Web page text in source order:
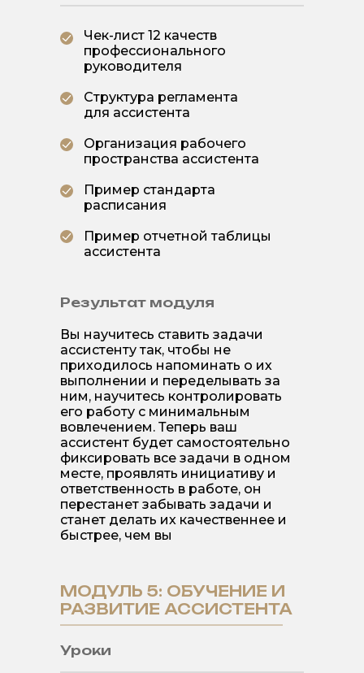
Результат модуля
Вы научитесь ставить задачи
ассистенту так, чтобы не
приходилось напоминать о их
выполнении и переделывать за
ним, научитесь контролировать
его работу с минимальным
вовлечением. Теперь ваш
ассистент будет самостоятельно
фиксировать все задачи в одном
месте, проявлять инициативу и
ответственность в работе, он
перестанет забывать задачи и
станет делать их качественнее и
быстрее, чем вы
Чек-лист 12 качеств
профессионального
руководителя
Структура регламента
для ассистента
Организация рабочего
пространства ассистента
Пример стандарта
расписания
Пример отчетной таблицы
ассистента
Уроки
МОДУЛЬ 5: ОБУЧЕНИЕ И
РАЗВИТИЕ АССИСТЕНТА